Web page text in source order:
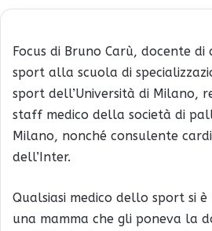
Focus di Bruno Carù, docente
sport alla scuola di
sport dell’Università di Milano,
staff medico della società di
Milano, nonché consulente
dell’Inter.
Qualsiasi medico dello sport si
una mamma che gli poneva la